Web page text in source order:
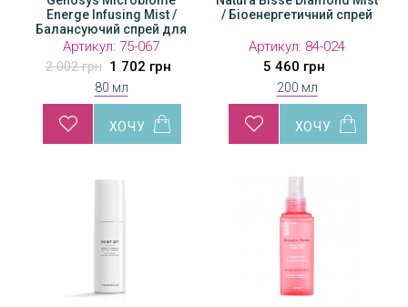
Energe Infusing Mist /
Балансуючий спрей для
обличчя
Артикул: 75-067
2 002 грн 1 702 грн
80 мл
/ Біоенергетичний спрей
Артикул: 84-024
5 460 грн
200 мл